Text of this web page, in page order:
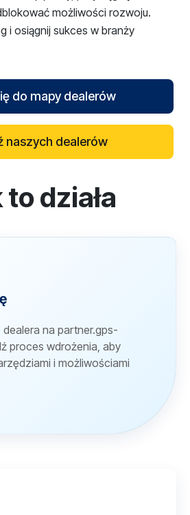
możliwości rozwoju.
i osiągnij sukces w branży
do mapy dealerów
naszych dealerów
działa
na partner.gps-
proces wdrożenia, aby
i możliwościami